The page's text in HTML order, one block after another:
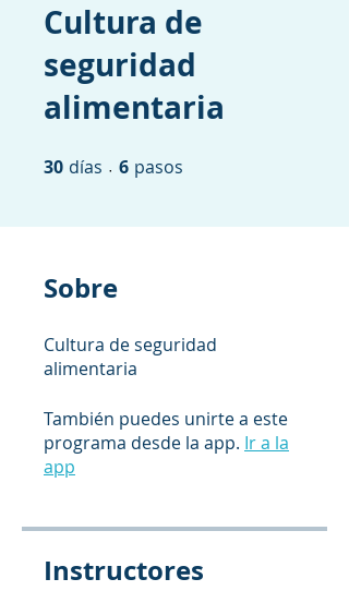
Cultura de
seguridad
alimentaria
30 días 30 días
6 pasos
Sobre
Cultura de seguridad
alimentaria
También puedes unirte a este
programa desde la app. Ir a la
app
Instructores